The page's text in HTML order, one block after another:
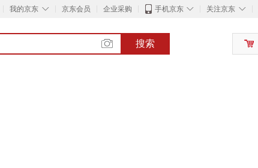
◇
我的京东 京东会员 企业采购 ◇
手机京东 ◇
关注京东
搜索